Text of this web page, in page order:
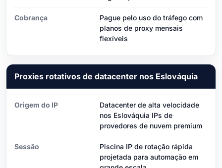
Cobrança
Pague pelo uso do tráfego com
planos de proxy mensais
flexíveis
Proxies rotativos de datacenter nos Eslováquia
Origem do IP
Datacenter de alta velocidade
nos Eslováquia IPs de
provedores de nuvem premium
Sessão
Piscina IP de rotação rápida
projetada para automação em